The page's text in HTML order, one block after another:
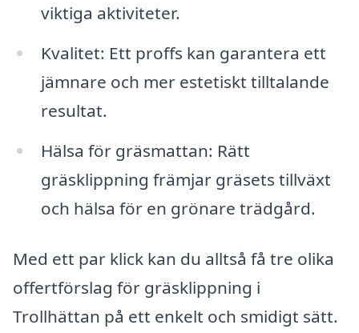
viktiga aktiviteter.
Kvalitet: Ett proffs kan garantera ett
jämnare och mer estetiskt tilltalande
resultat.
Hälsa för gräsmattan: Rätt
gräsklippning främjar gräsets tillväxt
och hälsa för en grönare trädgård.
Med ett par klick kan du alltså få tre olika
offertförslag för gräsklippning i
Trollhättan på ett enkelt och smidigt sätt.